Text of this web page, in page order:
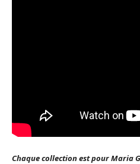
Chaque collection est pour Maria